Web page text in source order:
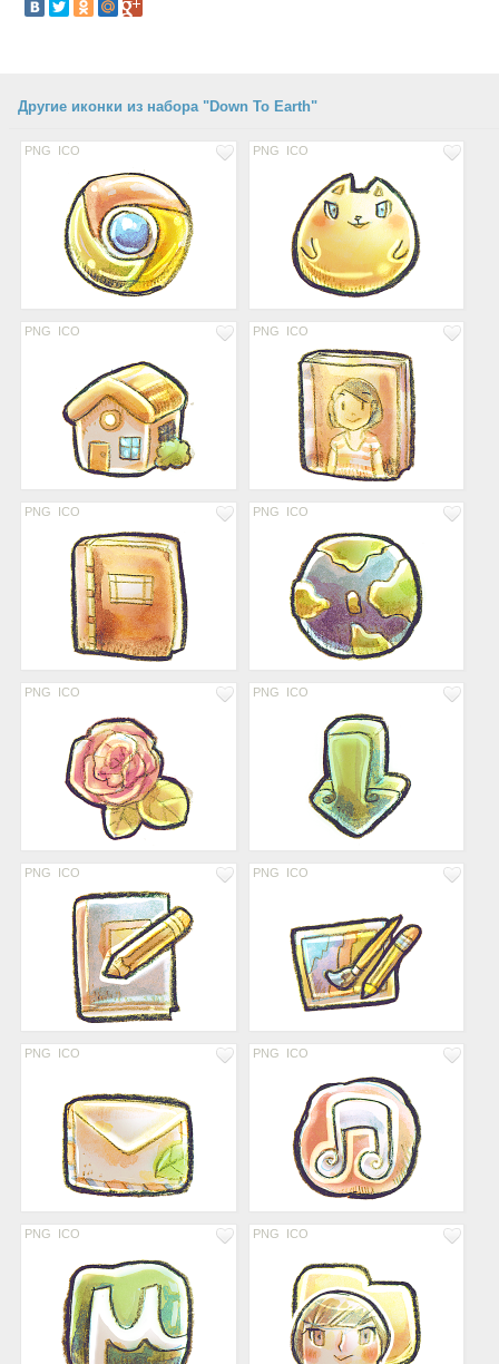
Другие иконки из набора "Down To Earth"
PNG ICO PNG ICO
PNG ICO PNG ICO
PNG ICO PNG ICO
PNG ICO PNG ICO
PNG ICO PNG ICO
PNG ICO PNG ICO
PNG ICO PNG ICO